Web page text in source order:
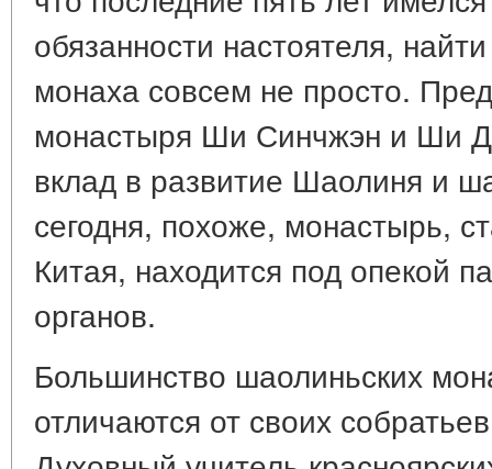
обязанности настоятеля,
монаха совсем не просто.
монастыря Ши Синчжэн и Ши
вклад в развитие Шаолиня и
сегодня, похоже, монастырь,
Китая, находится под опекой
органов.
Большинство шаолиньских
отличаются от своих